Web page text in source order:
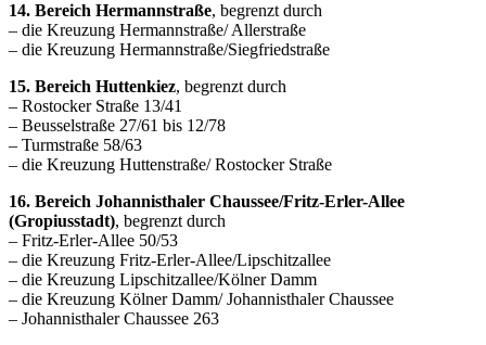
14. Bereich Hermannstraße, begrenzt durch
– die Kreuzung Hermannstraße/ Allerstraße
– die Kreuzung Hermannstraße/Siegfriedstraße
15. Bereich Huttenkiez, begrenzt durch
– Rostocker Straße 13/41
– Beusselstraße 27/61 bis 12/78
– Turmstraße 58/63
– die Kreuzung Huttenstraße/ Rostocker Straße
16. Bereich Johannisthaler Chaussee/Fritz-Erler-Allee
(Gropiusstadt), begrenzt durch
– Fritz-Erler-Allee 50/53
– die Kreuzung Fritz-Erler-Allee/Lipschitzallee
– die Kreuzung Lipschitzallee/Kölner Damm
– die Kreuzung Kölner Damm/ Johannisthaler Chaussee
– Johannisthaler Chaussee 263